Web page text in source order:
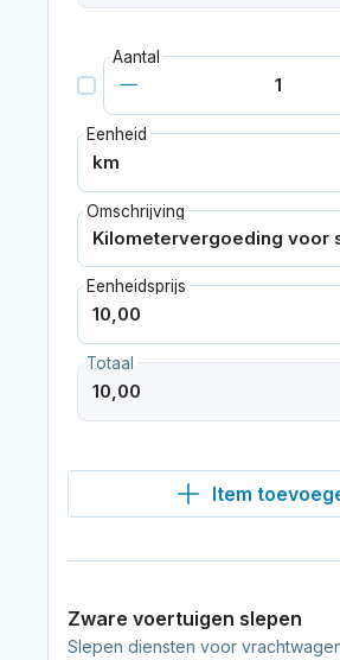
Aantal
Eenheid
Omschrijving
Eenheidsprijs
Totaal
Item
Zware voertuigen slepen
Slepen diensten voor